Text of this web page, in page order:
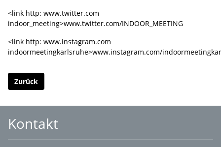
<link http: www.twitter.com
indoor_meeting>www.twitter.com/INDOOR_MEETING
<link http: www.instagram.com
indoormeetingkarlsruhe>www.instagram.com/
Zurück
Kontakt